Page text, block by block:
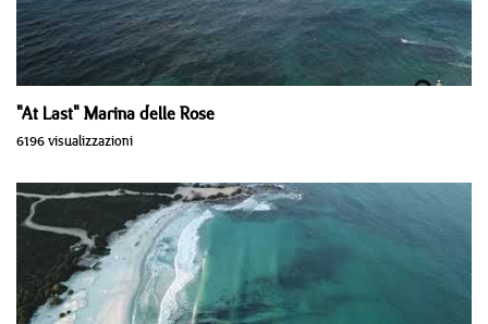
"At Last" Marina delle Rose
6196 visualizzazioni